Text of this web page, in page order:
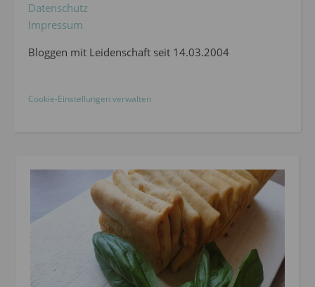
Datenschutz
Impressum
Bloggen mit Leidenschaft seit 14.03.2004
Cookie-Einstellungen verwalten